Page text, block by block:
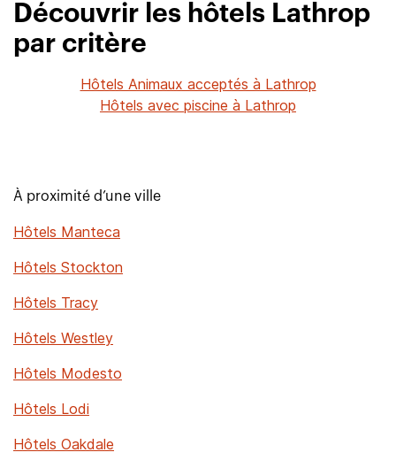
Découvrir les hôtels Lathrop
par critère
Hôtels Animaux acceptés à Lathrop
Hôtels avec piscine à Lathrop
À proximité d’une ville
Hôtels Manteca
Hôtels Stockton
Hôtels Tracy
Hôtels Westley
Hôtels Modesto
Hôtels Lodi
Hôtels Oakdale